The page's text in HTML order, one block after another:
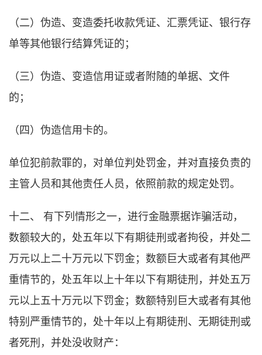
（二）伪造、变造委托收款凭证、汇票凭证、银行存
单等其他银行结算凭证的；
（三）伪造、变造信用证或者附随的单据、文件
的；
（四）伪造信用卡的。
单位犯前款罪的，对单位判处罚金，并对直接负责的
主管人员和其他责任人员，依照前款的规定处罚。
十二、 有下列情形之一，进行金融票据诈骗活动，
数额较大的，处五年以下有期徒刑或者拘役，并处二
万元以上二十万元以下罚金；数额巨大或者有其他严
重情节的，处五年以上十年以下有期徒刑，并处五万
元以上五十万元以下罚金；数额特别巨大或者有其他
特别严重情节的，处十年以上有期徒刑、无期徒刑或
者死刑，并处没收财产：